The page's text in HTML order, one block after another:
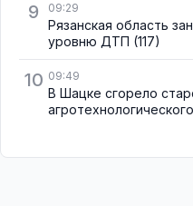
9 09:29
Рязанская область
уровню ДТП (117)
10 09:49
В Шацке сгорело